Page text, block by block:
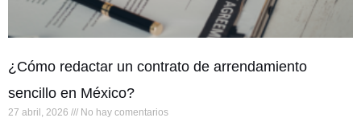
¿Cómo redactar un contrato de arrendamiento
sencillo en México?
27 abril, 2026 No hay comentarios